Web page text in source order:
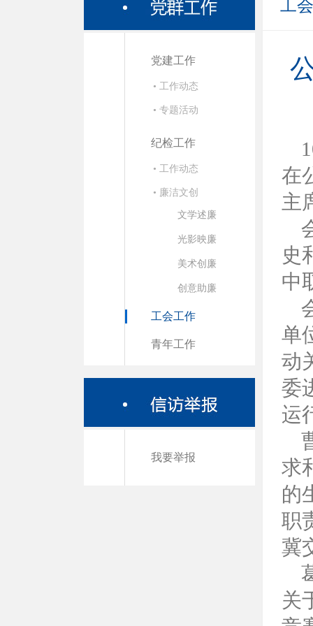
党建工作
• 工作动态
• 专题活动
纪检工作
• 工作动态
• 廉洁文创
文学述廉
光影映廉
美术创廉
创意助廉
工会工作
青年工作
我要举报
工
在
主
史
中
单
动
委
运
求
的
职
冀
关